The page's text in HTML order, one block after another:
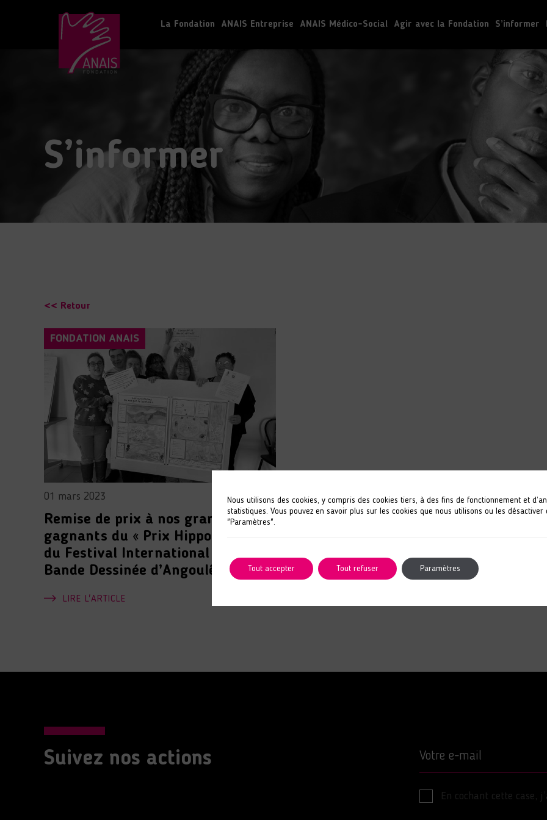
La Fondation ANAIS Entreprise ANAIS Médico-Social Agir avec la Fondation S’informer
S’informer
<< Retour
FONDATION ANAIS
01 mars 2023
Remise de prix à nos grands
gagnants du « Prix Hippocampe »
du Festival International de la
Bande Dessinée d’Angoulême
LIRE L'ARTICLE
Suivez nos actions Votre e-mail
En cochant cette case,
Nous utilisons des cookies, y compris des cookies tiers, à des fins de fonctionnement et
statistiques. Vous pouvez en savoir plus sur les cookies que nous utilisons ou les désactiver
"Paramètres".
Tout accepter Tout refuser Paramètres